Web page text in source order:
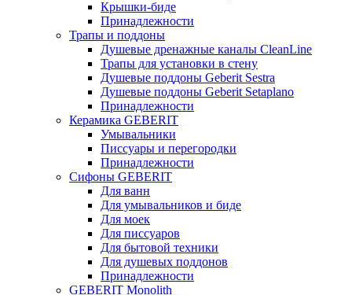
Крышки-биде
Принадлежности
Трапы и поддоны
Душевые дренажные каналы CleanLine
Трапы для установки в стену
Душевые поддоны Geberit Sestra
Душевые поддоны Geberit Setaplano
Принадлежности
Керамика GEBERIT
Умывальники
Писсуары и перегородки
Принадлежности
Сифоны GEBERIT
Для ванн
Для умывальников и биде
Для моек
Для писсуаров
Для бытовой техники
Для душевых поддонов
Принадлежности
GEBERIT Monolith